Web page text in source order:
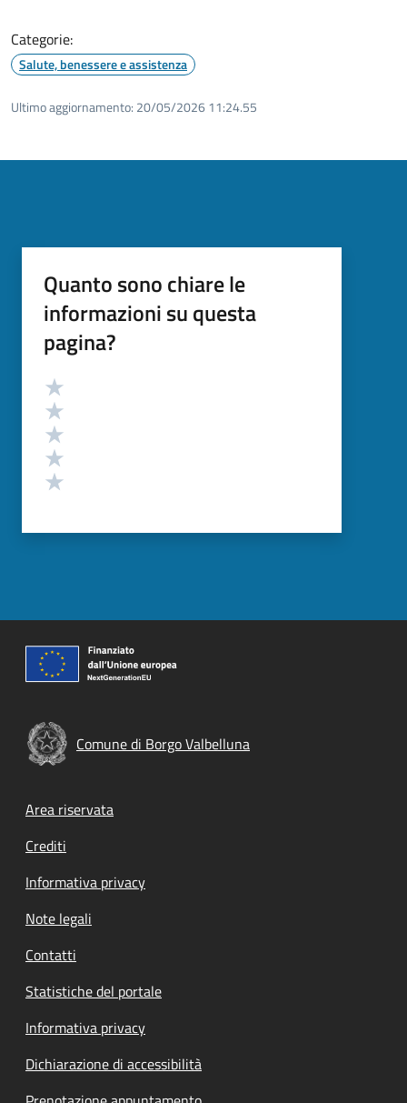
Categorie:
Salute, benessere e assistenza
Ultimo aggiornamento: 20/05/2026 11:24.55
Quanto sono chiare le
informazioni su questa
pagina?
Valutazione
Comune di Borgo Valbelluna
Footer menu
Area riservata
Crediti
Informativa privacy
Note legali
Contatti
Statistiche del portale
Informativa privacy
Dichiarazione di accessibilità